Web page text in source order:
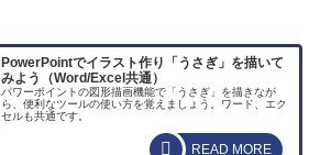
PowerPointでイラスト作り「うさぎ」を描いて
みよう（Word/Excel共通）
パワーポイントの図形描画機能で「うさぎ」を描きなが
ら、便利なツールの使い方を覚えましょう。ワード、エク
セルも共通です。